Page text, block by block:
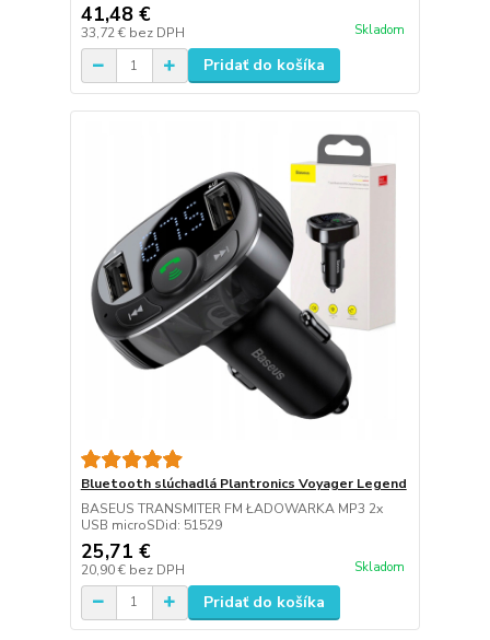
41,48 €
33,72 € bez DPH Skladom
Pridať do košíka
Bluetooth slúchadlá Plantronics Voyager Legend
BASEUS TRANSMITER FM ŁADOWARKA MP3 2x
USB microSDid: 51529
25,71 €
20,90 € bez DPH Skladom
Pridať do košíka